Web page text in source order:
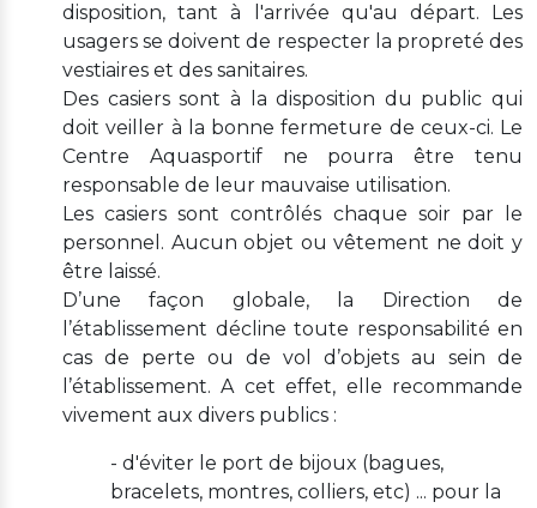
disposition, tant à l'arrivée qu'au départ. Les
usagers se doivent de respecter la propreté des
vestiaires et des sanitaires.
Des casiers sont à la disposition du public qui
doit veiller à la bonne fermeture de ceux-ci. Le
Centre Aquasportif ne pourra être tenu
responsable de leur mauvaise utilisation.
Les casiers sont contrôlés chaque soir par le
personnel. Aucun objet ou vêtement ne doit y
être laissé.
D’une façon globale, la Direction de
l’établissement décline toute responsabilité en
cas de perte ou de vol d’objets au sein de
l’établissement. A cet effet, elle recommande
vivement aux divers publics :
- d'éviter le port de bijoux (bagues,
bracelets, montres, colliers, etc) ... pour la